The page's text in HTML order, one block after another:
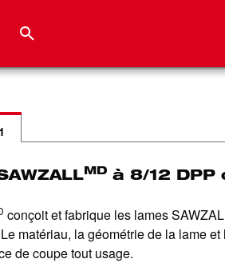
MDà 8/12 DPP
conçoit et fabrique les lames
matériau, la géométrie de la lame
de coupe tout usage.